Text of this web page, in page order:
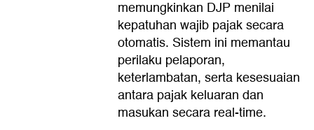
memungkinkan DJP menilai
kepatuhan wajib pajak secara
otomatis. Sistem ini memantau
perilaku pelaporan,
keterlambatan, serta kesesuaian
antara pajak keluaran dan
masukan secara real-time.